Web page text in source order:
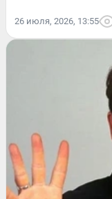
26 июля, 2026, 13:55